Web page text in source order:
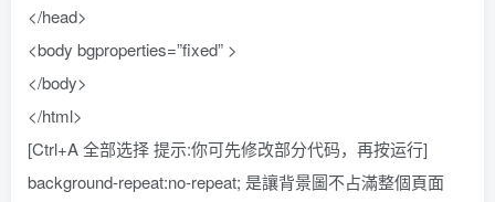
</head>
<body bgproperties=”fixed” >
</body>
</html>
[Ctrl+A 全部选择 提示:你可先修改部分代码，再按运行]
background-repeat:no-repeat; 是讓背景圖不占滿整個頁面